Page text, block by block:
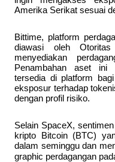
Amerika Serikat sesuai
Bittime, platform
diawasi oleh
menyediakan
Penambahan aset ini
tersedia di platform
eksposur terhadap
dengan profil risiko.
Selain SpaceX,
kripto Bitcoin (BTC)
dalam seminggu dan
graphic perdagangan